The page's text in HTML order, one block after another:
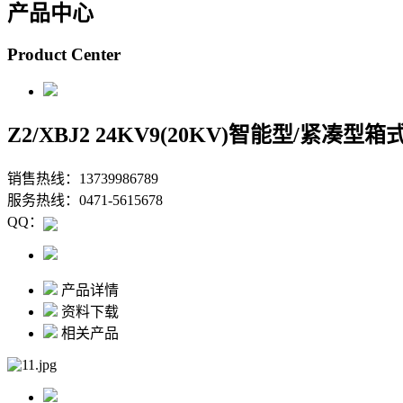
产品中心
Product Center
Z2/XBJ2 24KV9(20KV)智能型/紧凑型箱
销售热线：13739986789
服务热线：0471-5615678
QQ：
产品详情
资料下载
相关产品